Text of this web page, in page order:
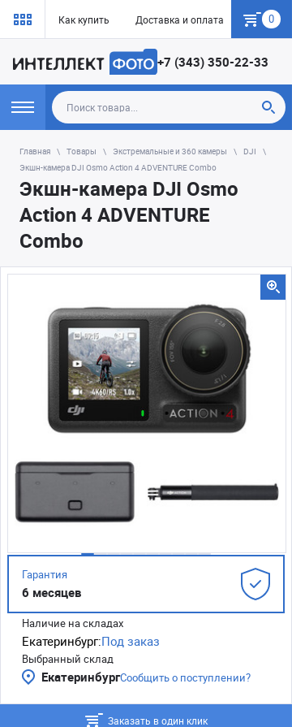
Как купить Доставка и оплата Гарантия
0
+7 (343) 350-22-33
Главная Товары Экстремальные и 360 камеры
DJI
Экшн-камера DJI Osmo Action 4 ADVENTURE Combo
Экшн-камера DJI Osmo
Action 4 ADVENTURE
Combo
Гарантия
6 месяцев
Наличие на складах
Екатеринбург:Под заказ
Выбранный склад
ЕкатеринбургСообщить о поступлении?
Заказать в один клик